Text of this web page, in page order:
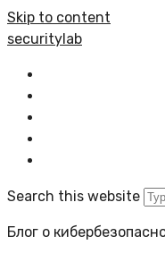
Skip to content
securitylab
Search this website
Блог о